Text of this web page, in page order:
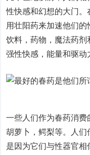
性快感和幻想的大门
用壮阳药来加速他们的
饮料，药物，魔法药
强性快感，能量和驱动
一些人们作为春药消费
胡萝卜，鳄梨等。人
是因为它们与性器官